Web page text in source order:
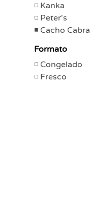
Kanka
Peter's
Cacho Cabra
Formato
Congelado
Fresco